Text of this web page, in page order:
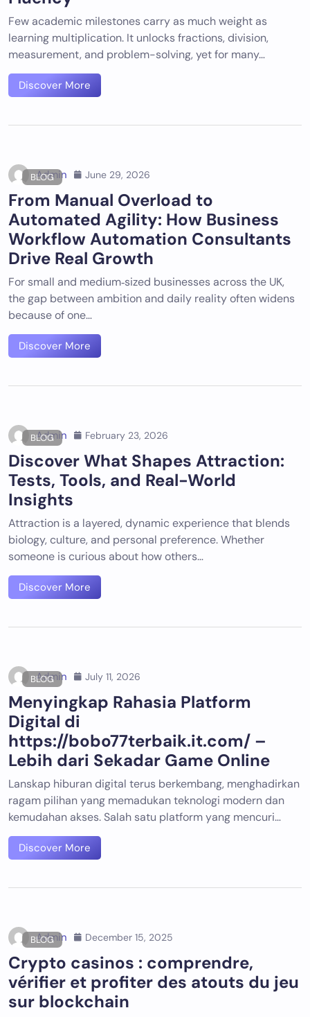
Few academic milestones carry as much weight as
learning multiplication. It unlocks fractions, division,
measurement, and problem-solving, yet for many…
Discover More
BLOG
Admin June 29, 2026
From Manual Overload to
Automated Agility: How Business
Workflow Automation Consultants
Drive Real Growth
For small and medium‑sized businesses across the UK,
the gap between ambition and daily reality often widens
because of one…
Discover More
BLOG
Admin February 23, 2026
Discover What Shapes Attraction:
Tests, Tools, and Real-World
Insights
Attraction is a layered, dynamic experience that blends
biology, culture, and personal preference. Whether
someone is curious about how others…
Discover More
BLOG
Admin July 11, 2026
Menyingkap Rahasia Platform
Digital di
https://bobo77terbaik.it.com/ –
Lebih dari Sekadar Game Online
Lanskap hiburan digital terus berkembang, menghadirkan
ragam pilihan yang memadukan teknologi modern dan
kemudahan akses. Salah satu platform yang mencuri…
Discover More
BLOG
Admin December 15, 2025
Crypto casinos : comprendre,
vérifier et profiter des atouts du jeu
sur blockchain